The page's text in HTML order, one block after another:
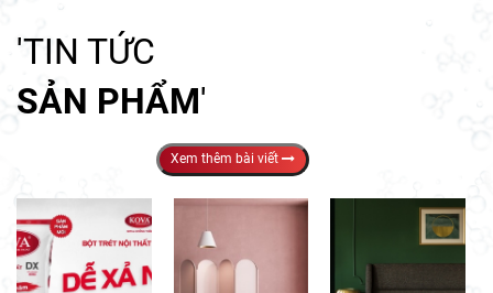
'TIN TỨC
SẢN PHẨM'
Xem thêm bài viết